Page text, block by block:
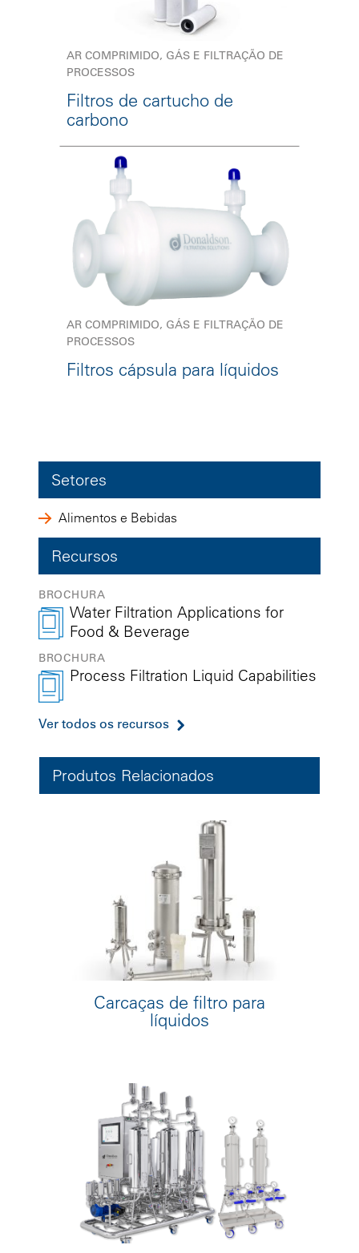
AR COMPRIMIDO, GÁS E FILTRAÇÃO DE
PROCESSOS
Filtros de cartucho de
carbono
AR COMPRIMIDO, GÁS E FILTRAÇÃO DE
PROCESSOS
Filtros cápsula para líquidos
Setores
Alimentos e Bebidas
Recursos
BROCHURA
Water Filtration Applications for
Food & Beverage
BROCHURA
Process Filtration Liquid Capabilities
Ver todos os recursos
Produtos Relacionados
Carcaças de filtro para
líquidos